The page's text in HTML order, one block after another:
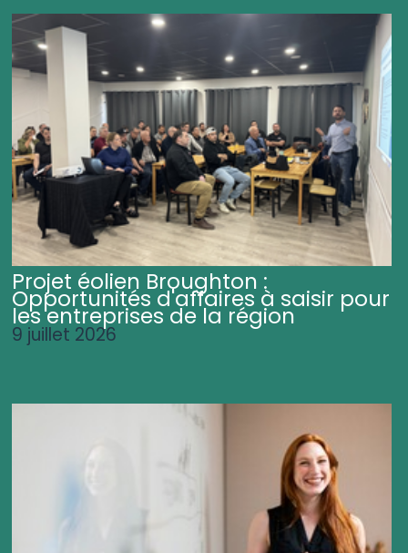
Projet éolien Broughton :
Opportunités d'affaires à saisir pour
les entreprises de la région
9 juillet 2026